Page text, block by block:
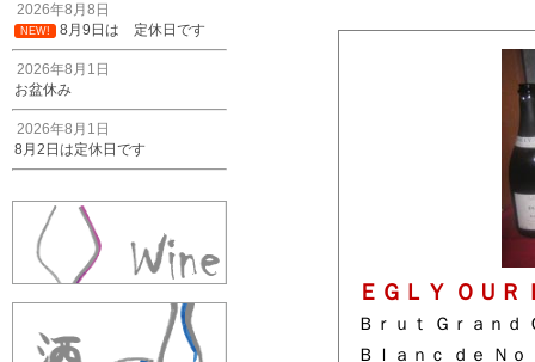
2026年8月8日
NEW! 8月9日は 定休日です
2026年8月1日
お盆休み
2026年8月1日
8月2日は定休日です